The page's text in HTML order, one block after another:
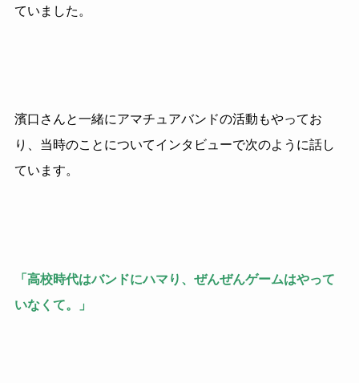
ていました。
濱口さんと一緒にアマチュアバンドの活動もやってお
り、当時のことについてインタビューで次のように話し
ています。
「高校時代はバンドにハマり、ぜんぜんゲームはやって
いなくて。」